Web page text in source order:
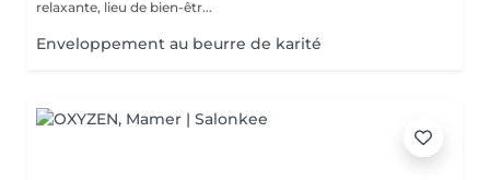
relaxante, lieu de bien-êtr...
Enveloppement au beurre de karité